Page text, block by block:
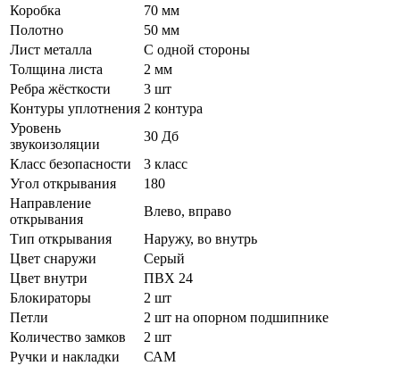
Коробка
70 мм
Полотно
50 мм
Лист металла
С одной стороны
Толщина листа
2 мм
Ребра жёсткости
3 шт
Контуры уплотнения 2 контура
Уровень
звукоизоляции
30 Дб
Класс безопасности
3 класс
Угол открывания
180
Направление
открывания
Влево, вправо
Тип открывания
Наружу, во внутрь
Цвет снаружи
Серый
Цвет внутри
ПВХ 24
Блокираторы
2 шт
Петли
2 шт на опорном подшипнике
Количество замков
2 шт
Ручки и накладки
САМ